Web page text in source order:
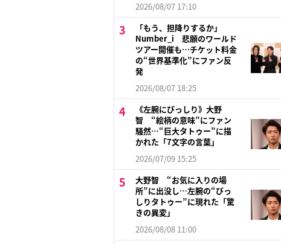
2026/08/07 17:10
「もう、担降りするか」
Number_i 悲願のワールド
ツアー開催も…チケット料金
の“世界基準化”にファン反
発
2026/08/07 18:25
《左腕にびっしり》大野
智 “絵柄の意味”にファン
騒然…“巨大タトゥー”に描
かれた「7文字の言葉」
2026/07/09 15:25
大野智 “お気に入りの場
所”に出没し…左腕の“びっ
しりタトゥー”に現れた「驚
きの異変」
2026/08/08 11:00